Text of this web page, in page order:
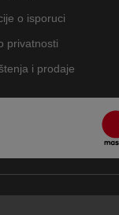
o isporuci
privatnosti
i prodaje